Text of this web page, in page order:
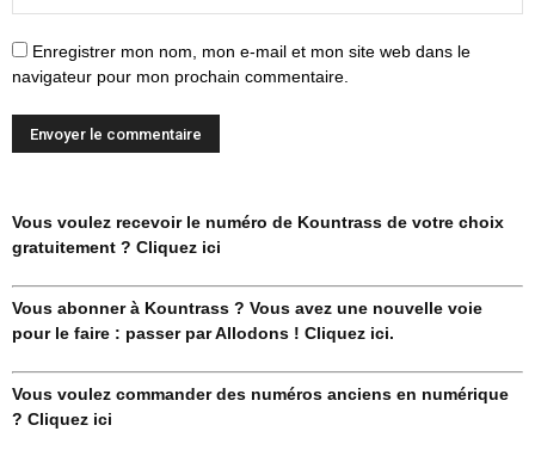
Enregistrer mon nom, mon e-mail et mon site web dans le
navigateur pour mon prochain commentaire.
Vous voulez recevoir le numéro de Kountrass de votre choix
gratuitement ? Cliquez ici
Vous abonner à Kountrass ? Vous avez une nouvelle voie
pour le faire : passer par Allodons ! Cliquez ici.
Vous voulez commander des numéros anciens en numérique
? Cliquez ici